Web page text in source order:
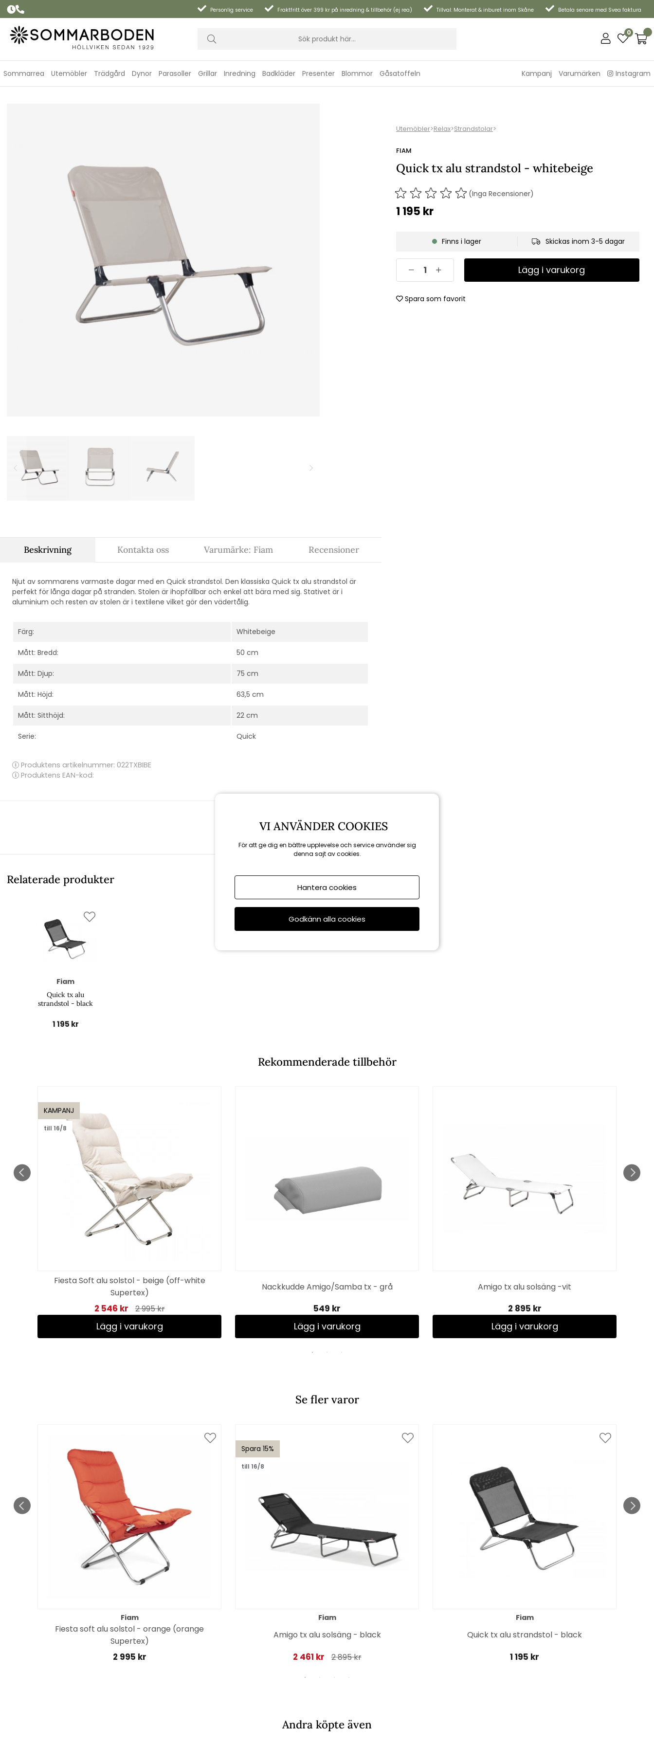
Personlig service Fraktfritt över 399 kr på inredning & tillbehör (ej rea) Tillval: Monterat & inburet inom Skåne Betala senare med Svea faktura
0
Sommarrea Utemöbler Trädgård Dynor Parasoller Grillar Inredning Badkläder Presenter Blommor Gåsatoffeln Kampanj Varumärken Instagram
Utemöbler>Relax>Strandstolar>
FIAM
Quick tx alu strandstol - whitebeige
(Inga Recensioner)
1 195 kr
Finns i lager Skickas inom 3-5 dagar
Lägg i varukorg
Spara som favorit
Beskrivning
Njut av sommarens varmaste dagar med en Quick strandstol. Den klassiska Quick tx alu strandstol är
perfekt för långa dagar på stranden. Stolen är ihopfällbar och enkel att bära med sig. Stativet är i
aluminium och resten av stolen är i textilene vilket gör den vädertålig.
Färg: Whitebeige
Mått: Bredd: 50 cm
Mått: Djup: 75 cm
Mått: Höjd: 63,5 cm
Mått: Sitthöjd: 22 cm
Serie: Quick
Produktens artikelnummer: 022TXBIBE
Produktens EAN-kod:
Kontakta oss Varumärke: Fiam Recensioner
Relaterade produkter
Fiam
Quick tx alu
strandstol - black
1 195 kr
Rekommenderade tillbehör
KAMPANJ
till 16/8
Fiesta Soft alu solstol - beige (off-white
Supertex)
2 546 kr 2 995 kr
Lägg i varukorg
Nackkudde Amigo/Samba tx - grå
549 kr
Lägg i varukorg
Amigo tx alu solsäng -vit
2 895 kr
Lägg i varukorg
Se fler varor
Fiam
Fiesta soft alu solstol - orange (orange
Supertex)
2 995 kr
Spara 15%
till 16/8
Fiam
Amigo tx alu solsäng - black
2 461 kr 2 895 kr
Fiam
Quick tx alu strandstol - black
1 195 kr
Andra köpte även
VI ANVÄNDER COOKIES
För att ge dig en bättre upplevelse och service använder sig
denna sajt av cookies.
Hantera cookies
Godkänn alla cookies